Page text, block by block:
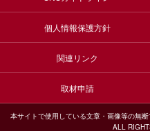
個人情報保護方針
関連リンク
取材申請
本サイトで使用している文章・画像等の無
ALL